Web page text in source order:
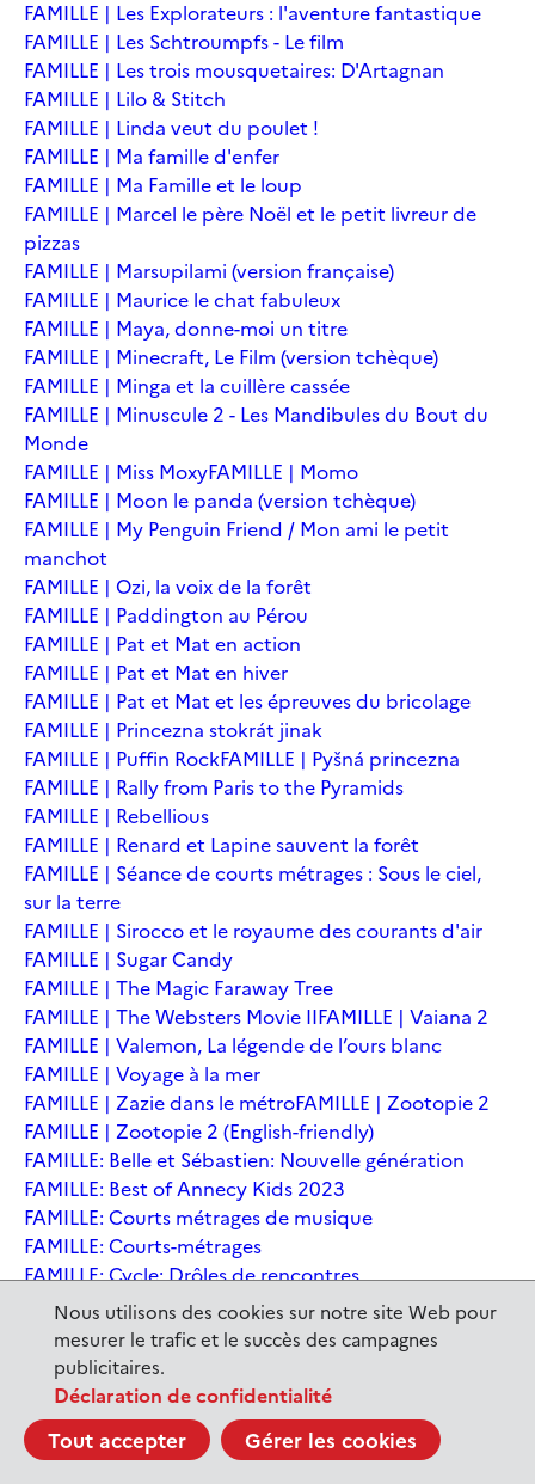
Nous utilisons des cookies sur notre site Web pour
mesurer le trafic et le succès des campagnes
publicitaires.
Déclaration de confidentialité
Tout accepter Gérer les cookies
FAMILLE | Les Explorateurs : l'aventure fantastique
FAMILLE | Les Schtroumpfs - Le film
FAMILLE | Les trois mousquetaires: D'Artagnan
FAMILLE | Lilo & Stitch
FAMILLE | Linda veut du poulet !
FAMILLE | Ma famille d'enfer
FAMILLE | Ma Famille et le loup
FAMILLE | Marcel le père Noël et le petit livreur de
pizzas
FAMILLE | Marsupilami (version française)
FAMILLE | Maurice le chat fabuleux
FAMILLE | Maya, donne-moi un titre
FAMILLE | Minecraft, Le Film (version tchèque)
FAMILLE | Minga et la cuillère cassée
FAMILLE | Minuscule 2 - Les Mandibules du Bout du
Monde
FAMILLE | Miss MoxyFAMILLE | Momo
FAMILLE | Moon le panda (version tchèque)
FAMILLE | My Penguin Friend / Mon ami le petit
manchot
FAMILLE | Ozi, la voix de la forêt
FAMILLE | Paddington au Pérou
FAMILLE | Pat et Mat en action
FAMILLE | Pat et Mat en hiver
FAMILLE | Pat et Mat et les épreuves du bricolage
FAMILLE | Princezna stokrát jinak
FAMILLE | Puffin RockFAMILLE | Pyšná princezna
FAMILLE | Rally from Paris to the Pyramids
FAMILLE | Rebellious
FAMILLE | Renard et Lapine sauvent la forêt
FAMILLE | Séance de courts métrages : Sous le ciel,
sur la terre
FAMILLE | Sirocco et le royaume des courants d'air
FAMILLE | Sugar Candy
FAMILLE | The Magic Faraway Tree
FAMILLE | The Websters Movie IIFAMILLE | Vaiana 2
FAMILLE | Valemon, La légende de l’ours blanc
FAMILLE | Voyage à la mer
FAMILLE | Zazie dans le métroFAMILLE | Zootopie 2
FAMILLE | Zootopie 2 (English-friendly)
FAMILLE: Belle et Sébastien: Nouvelle génération
FAMILLE: Best of Annecy Kids 2023
FAMILLE: Courts métrages de musique
FAMILLE: Courts-métrages
FAMILLE: Cycle: Drôles de rencontres
FAMILLE: En sortant de l'école - Andrée Chedid
FAMILLE: Ernest et Célestine: Le voyage en Charabie
FAMILLE: Festival International du court métrage
Clermont-Ferrand
FAMILLE: Kina et Yuk, renards de la banquise
FAMILLE: La Pat' Patrouille : La Super Patrouille, le film